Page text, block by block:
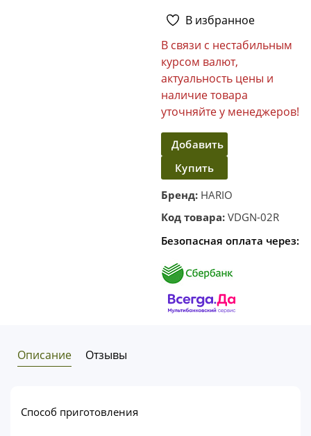
В избранное
В связи с нестабильным
курсом валют,
актуальность цены и
наличие товара
уточняйте у менеджеров!
Добавить
в
корзину
Купить
в один
клик
Бренд: HARIO
Код товара: VDGN-02R
Безопасная оплата через:
Описание Отзывы
Cпособ приготовления